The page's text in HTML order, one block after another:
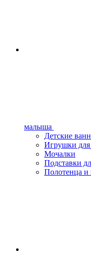
малыша
Детские
Игрушки для
Мочалки
Подставки
Полотенца и